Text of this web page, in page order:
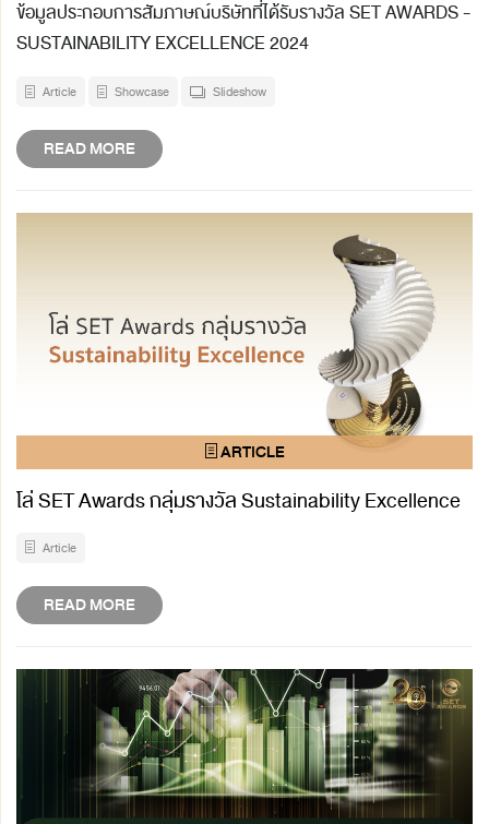
ข้อมูลประกอบการสัมภาษณ์บริษัทที่ได้รับรางวัล SET AWARDS -
SUSTAINABILITY EXCELLENCE 2024
Article Showcase Slideshow
READ MORE
โล่ SET Awards กลุ่มรางวัล Sustainability Excellence
Article
READ MORE